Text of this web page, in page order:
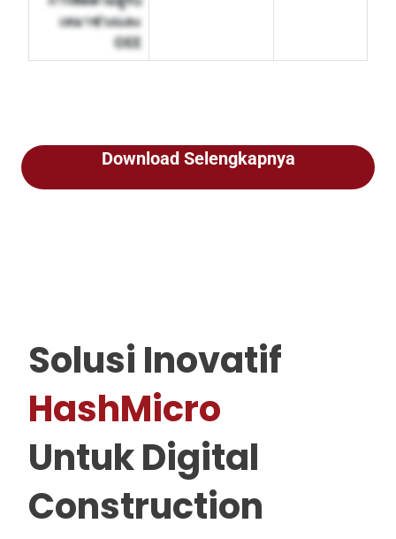
เหมาช่วงและ
OEE
Download Selengkapnya
Solusi Inovatif
HashMicro
Untuk Digital
Construction